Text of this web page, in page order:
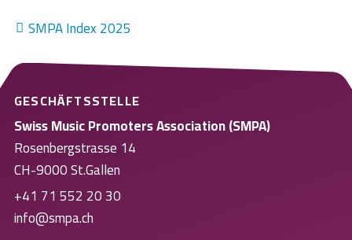
SMPA Index 2025
GESCHÄFTSSTELLE
Swiss Music Promoters Association (SMPA)
Rosenbergstrasse 14
CH-9000 St.Gallen
+41 71 552 20 30
info@smpa.ch